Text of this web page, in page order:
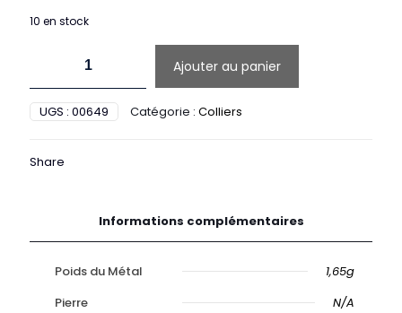
10 en stock
Collier
laq.nr+blc
or
Ajouter au panier
UGS : 00649 Catégorie : Colliers
Share
Informations complémentaires
Poids du Métal
1,65g
Pierre
N/A